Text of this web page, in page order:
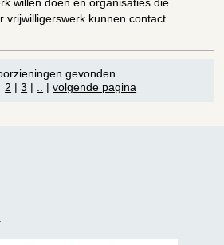
vrijwilligerswerk kunnen contact
gevonden
2 |3 | |volgende pagina